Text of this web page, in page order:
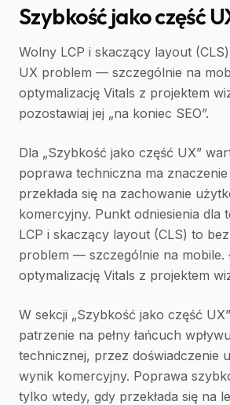
Szybkość jako część
Wolny LCP i skaczący layout
UX problem — szczególnie na
optymalizację Vitals z projektem
pozostawiaj jej „na koniec SEO”.
Dla „Szybkość jako część UX”
poprawa techniczna ma
przekłada się na zachowanie
komercyjny. Punkt odniesienia dla
LCP i skaczący layout (CLS) to
problem — szczególnie na mobile.
optymalizację Vitals z projektem
W sekcji „Szybkość jako część
patrzenie na pełny łańcuch
technicznej, przez doświadczenie
wynik komercyjny. Poprawa
tylko wtedy, gdy przekłada się na